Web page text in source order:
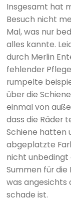
Insgesamt hat
Besuch nicht
Mal, was nur
alles kannte.
durch Merlin
fehlender
rumpelte
über die
einmal von
dass die Räder
Schiene hatten
abgeplatzte
nicht unbedingt
Summen für die
was angesichts
schade ist.